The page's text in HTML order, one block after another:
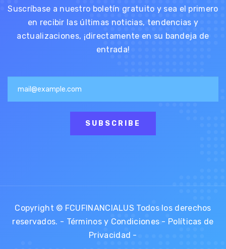
Suscríbase a nuestro boletín gratuito y sea el primero
en recibir las últimas noticias, tendencias y
actualizaciones, ¡directamente en su bandeja de
entrada!
SUBSCRIBE
Copyright © FCUFINANCIALUS Todos los derechos
reservados. - Términos y Condiciones - Políticas de
Privacidad -